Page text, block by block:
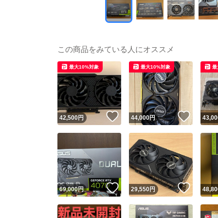
この商品をみている人にオススメ
42,500円 いいね！
最大10%対象
44,000円 いいね
最大10%対象 最
69,000円 いいね！
29,550円 いいね